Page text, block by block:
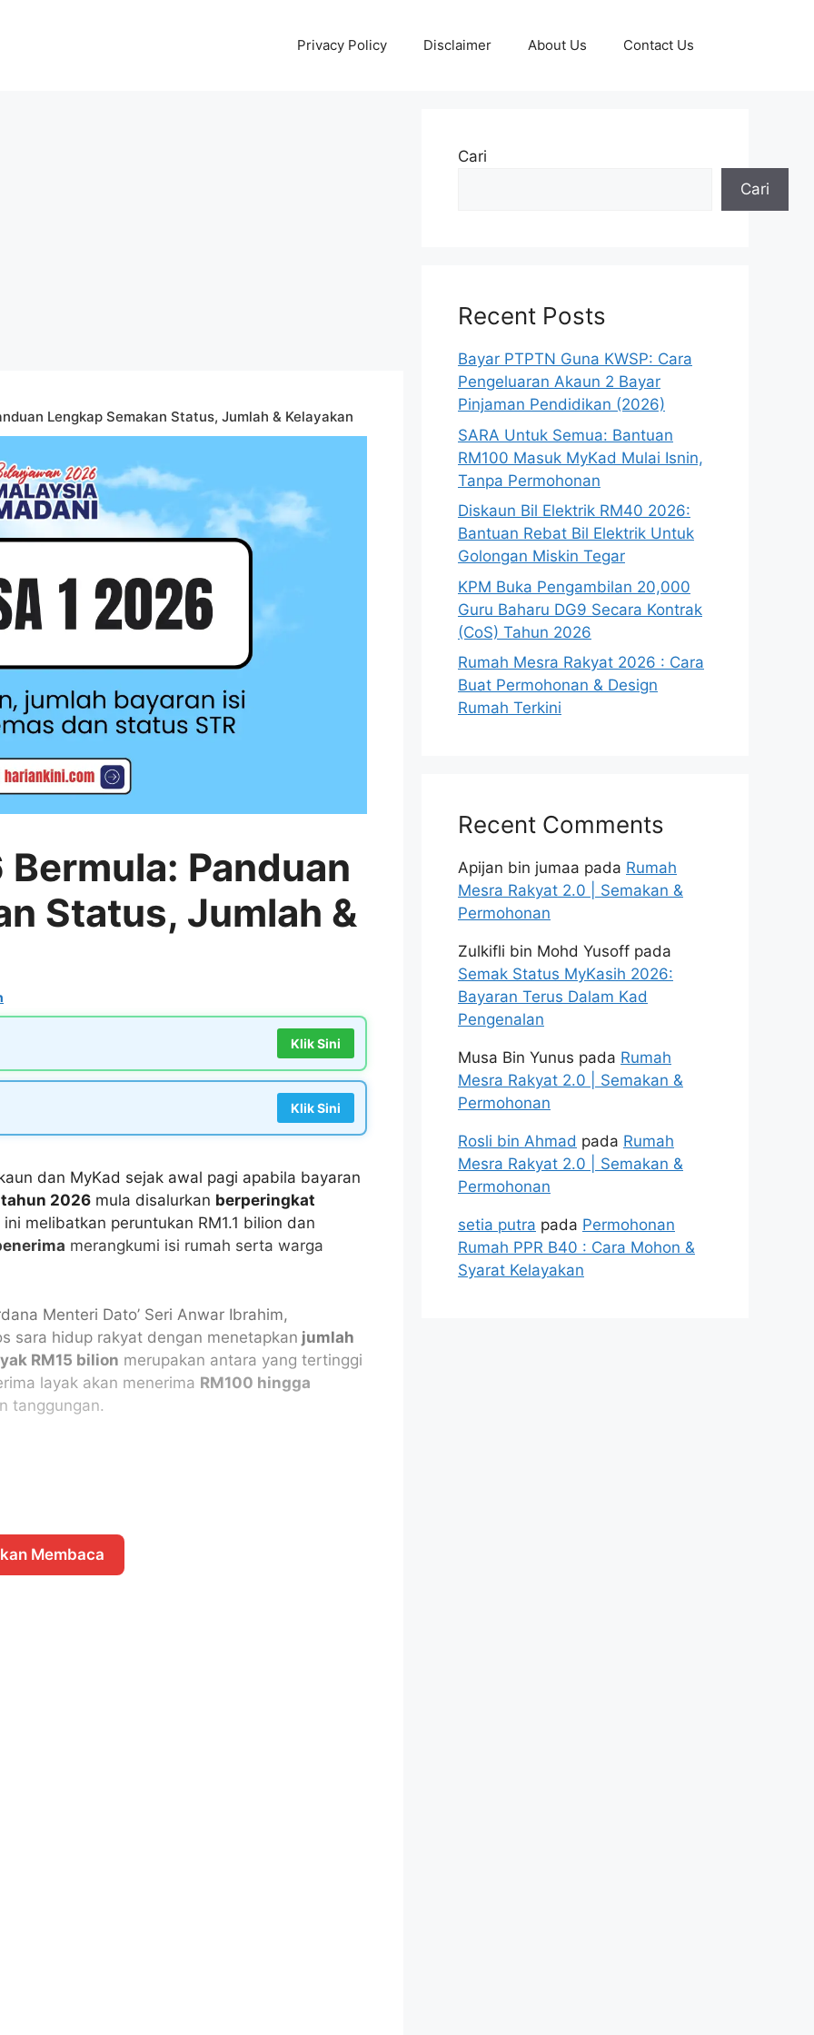
Privacy Policy Disclaimer About Us Contact Us
Lengkap Semakan Status, Jumlah & Kelayakan
Bermula: Panduan
Status, Jumlah &
Klik Sini
Klik Sini
dan MyKad sejak awal pagi apabila bayaran
tahun 2026 mula disalurkan berperingkat
melibatkan peruntukan RM1.1 bilion dan
merangkumi isi rumah serta warga
Menteri Dato’ Seri Anwar Ibrahim,
sara hidup rakyat dengan menetapkan jumlah
RM15 bilion merupakan antara yang tertinggi
layak akan menerima RM100 hingga
tanggungan.
Membaca
Cari
Cari
Recent Posts
Bayar PTPTN Guna KWSP: Cara
Pengeluaran Akaun 2 Bayar
Pinjaman Pendidikan (2026)
SARA Untuk Semua: Bantuan
RM100 Masuk MyKad Mulai Isnin,
Tanpa Permohonan
Diskaun Bil Elektrik RM40 2026:
Bantuan Rebat Bil Elektrik Untuk
Golongan Miskin Tegar
KPM Buka Pengambilan 20,000
Guru Baharu DG9 Secara Kontrak
(CoS) Tahun 2026
Rumah Mesra Rakyat 2026 : Cara
Buat Permohonan & Design
Rumah Terkini
Recent Comments
Apijan bin jumaa pada Rumah
Mesra Rakyat 2.0 | Semakan &
Permohonan
Zulkifli bin Mohd Yusoff pada
Semak Status MyKasih 2026:
Bayaran Terus Dalam Kad
Pengenalan
Musa Bin Yunus pada Rumah
Mesra Rakyat 2.0 | Semakan &
Permohonan
Rosli bin Ahmad pada Rumah
Mesra Rakyat 2.0 | Semakan &
Permohonan
setia putra pada Permohonan
Rumah PPR B40 : Cara Mohon &
Syarat Kelayakan